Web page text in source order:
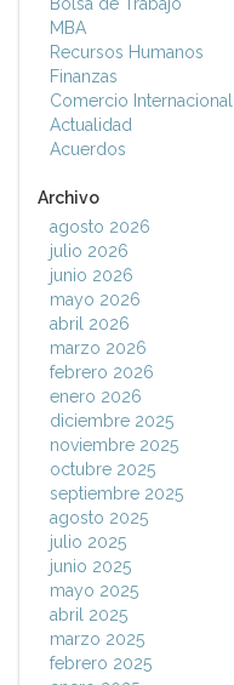
Bolsa de Trabajo
MBA
Recursos Humanos
Finanzas
Comercio Internacional
Actualidad
Acuerdos
Archivo
agosto 2026
julio 2026
junio 2026
mayo 2026
abril 2026
marzo 2026
febrero 2026
enero 2026
diciembre 2025
noviembre 2025
octubre 2025
septiembre 2025
agosto 2025
julio 2025
junio 2025
mayo 2025
abril 2025
marzo 2025
febrero 2025